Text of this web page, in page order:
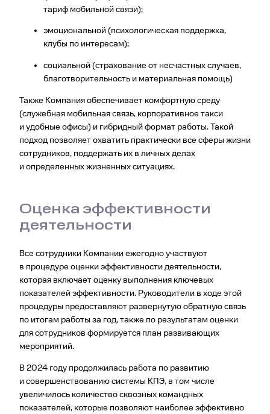
тариф мобильной связи);
эмоциональной (психологическая поддержка,
клубы по интересам);
социальной (страхование от несчастных случаев,
благотворительность и материальная помощь)
Также Компания обеспечивает комфортную среду
(служебная мобильная связь, корпоративное такси
и удобные офисы) и гибридный формат работы. Такой
подход позволяет охватить практически все сферы жизни
сотрудников, поддержать их в личных делах
и определенных жизненных ситуациях.
Оценка эффективности
деятельности
Все сотрудники Компании ежегодно участвуют
в процедуре оценки эффективности деятельности,
которая включает оценку выполнения ключевых
показателей эффективности. Руководители в ходе этой
процедуры предоставляют развернутую обратную связь
по итогам работы за год, также по результатам оценки
для сотрудников формируется план развивающих
мероприятий.
В 2024 году продолжилась работа по развитию
и совершенствованию системы КПЭ, в том числе
увеличилось количество сквозных командных
показателей, которые позволяют наиболее эффективно